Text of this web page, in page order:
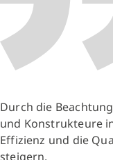
Durch die
und Konstrukteure
Effizienz und die
steigern.